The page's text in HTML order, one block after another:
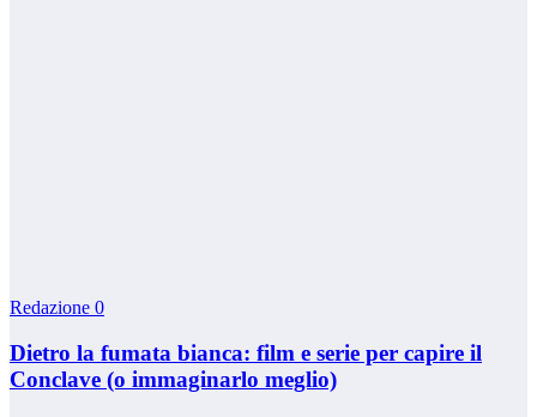
Redazione 0
Dietro la fumata bianca: film e serie per capire il
Conclave (o immaginarlo meglio)